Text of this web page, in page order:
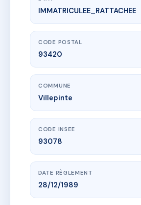
www.vme.plus/AC6812887
DU BOIS (026)
26 av sully93420 Villepinte
IMMATRICULEE_RATTACHEE
CODE POSTAL
93420
COMMUNE
Villepinte
CODE INSEE
93078
DATE RÈGLEMENT
28/12/1989